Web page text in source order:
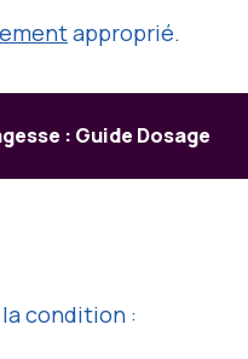
approprié.
: Guide Dosage
condition :